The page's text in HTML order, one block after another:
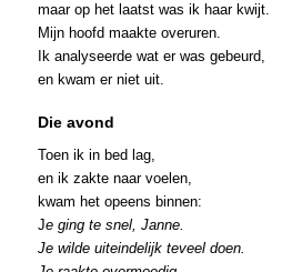
maar op het laatst was ik haar kwijt.
Mijn hoofd maakte overuren.
Ik analyseerde wat er was gebeurd,
en kwam er niet uit.
Die avond
Toen ik in bed lag,
en ik zakte naar voelen,
kwam het opeens binnen:
Je ging te snel, Janne.
Je wilde uiteindelijk teveel doen.